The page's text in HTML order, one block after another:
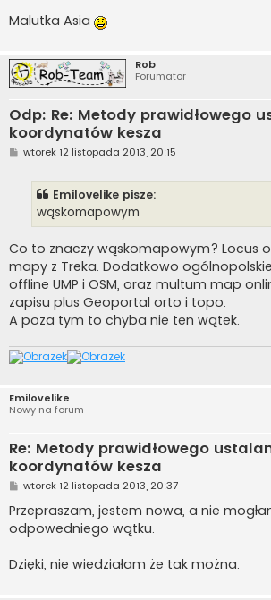
Malutka Asia
Rob
Forumator
Odp: Re: Metody prawidłowego
koordynatów kesza
Pwtorek 12 listopada 2013, 20:15
Emilovelike pisze:
wąskomapowym
Co to znaczy wąskomapowym? Locus
mapy z Treka. Dodatkowo
offline UMP i OSM, oraz multum map
zapisu plus Geoportal orto i topo.
A poza tym to chyba nie ten wątek.
Emilovelike
Nowy na forum
Re: Metody prawidłowego
koordynatów kesza
P
s
t
wtorek 12 listopada 2013, 20:37
Przepraszam, jestem nowa, a nie
odpowedniego wątku.
Dzięki, nie wiedziałam że tak można.